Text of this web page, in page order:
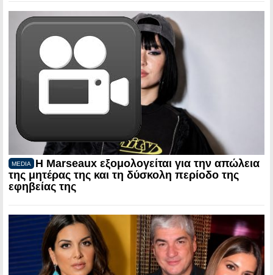
MEDIA
Η Marseaux εξομολογείται για την απώλεια
της μητέρας της και τη δύσκολη περίοδο της
εφηβείας της